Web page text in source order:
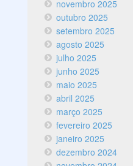
novembro 2025
outubro 2025
setembro 2025
agosto 2025
julho 2025
junho 2025
maio 2025
abril 2025
março 2025
fevereiro 2025
janeiro 2025
dezembro 2024